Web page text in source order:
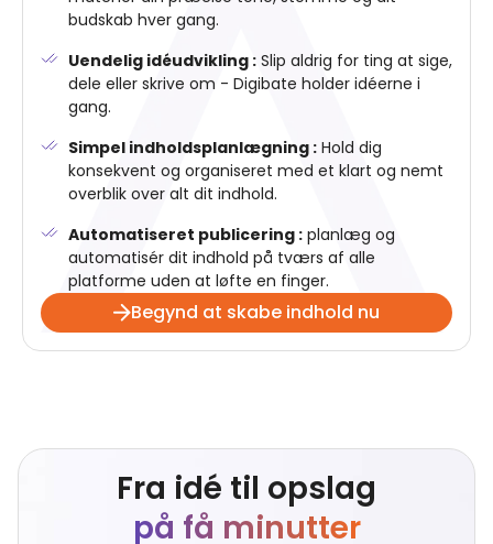
budskab hver gang.
Uendelig idéudvikling : Slip aldrig for ting at sige,
dele eller skrive om - Digibate holder idéerne i
gang.
Simpel indholdsplanlægning : Hold dig
konsekvent og organiseret med et klart og nemt
overblik over alt dit indhold.
Automatiseret publicering : planlæg og
automatisér dit indhold på tværs af alle
platforme uden at løfte en finger.
Begynd at skabe indhold nu
Fra idé til opslag
på få minutter